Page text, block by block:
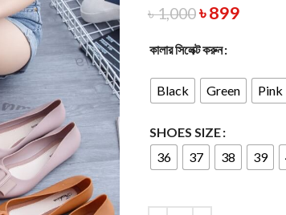
৳1,000৳899
কালার সিলেক্ট করুন
Black Green Pink
SHOES SIZE
36
37 38 39